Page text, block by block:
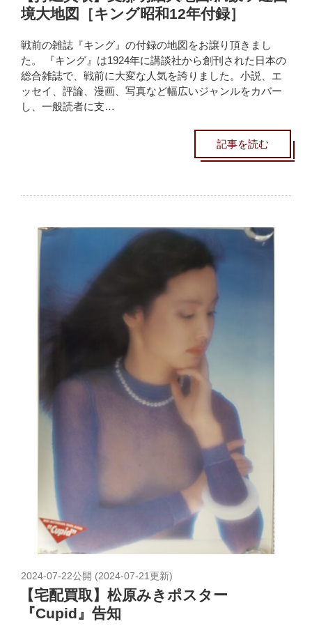
境大地図［キング昭和12年付録］
戦前の雑誌『キング』の付録の地図をお譲り頂きまし
た。 『キング』は1924年に講談社から創刊された日本の
総合雑誌で、戦前に大変な人気を誇りました。小説、エ
ッセイ、評論、漫画、写真など幅広いジャンルをカバー
し、一般読者に支…
記事を読む
2024-07-22公開 (2024-07-21更新)
【宅配買取】松原みきポスター
『Cupid』告知